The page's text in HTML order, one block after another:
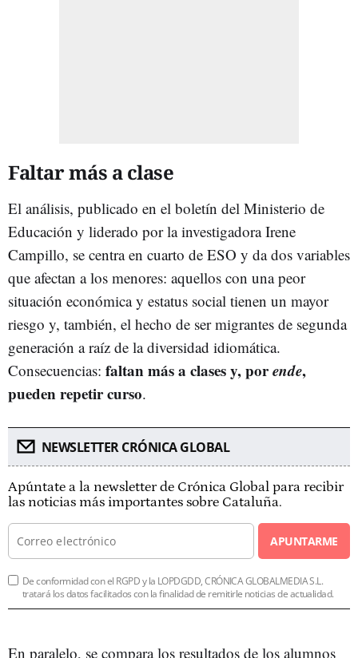
Faltar más a clase
El análisis, publicado en el boletín del Ministerio de
Educación y liderado por la investigadora Irene
Campillo, se centra en cuarto de ESO y da dos variables
que afectan a los menores: aquellos con una peor
situación económica y estatus social tienen un mayor
riesgo y, también, el hecho de ser migrantes de segunda
generación a raíz de la diversidad idiomática.
Consecuencias: faltan más a clases y, porende,
pueden repetir curso.
NEWSLETTER CRÓNICA GLOBAL
Apúntate a la newsletter de Crónica Global para recibir
las noticias más importantes sobre Cataluña.
APUNTARME
De conformidad con el RGPD y la LOPDGDD, CRÓNICA GLOBALMEDIA S.L.
tratará los datos facilitados con la finalidad de remitirle noticias de actualidad.
En paralelo, se compara los resultados de los alumnos